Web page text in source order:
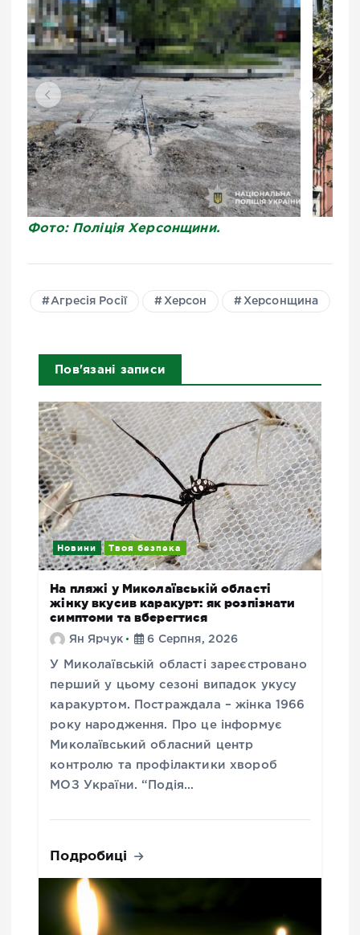
Фото: Поліція Херсонщини.
Агресія Росії Херсон Херсонщина
Пов'язані записи
Новини Твоя безпека
На пляжі у Миколаївській області
жінку вкусив каракурт: як розпізнати
симптоми та вберегтися
Ян Ярчук 6 Серпня, 2026
У Миколаївській області зареєстровано
перший у цьому сезоні випадок укусу
каракуртом. Постраждала – жінка 1966
року народження. Про це інформує
Миколаївський обласний центр
контролю та профілактики хвороб
МОЗ України. “Подія…
Подробиці